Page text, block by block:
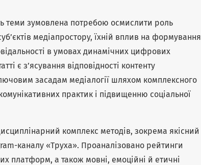
теми зумовлена потребою осмислити роль
медіапростору, їхній вплив на формування
в умовах динамічних цифрових
є з’ясування відповідності контенту
засадам медіалогії шляхом комплексного
практик і підвищенню соціальної
комплекс методів, зокрема якісний
каналу «Труха». Проаналізовано рейтинги
платформ, а також мовні, емоційні й етичні